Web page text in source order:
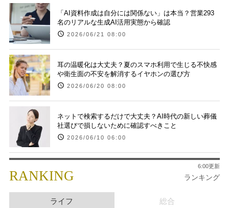
「AI資料作成は自分には関係ない」は本当？営業293
名のリアルな生成AI活用実態から確認
2026/06/21 08:00
耳の温暖化は大丈夫？夏のスマホ利用で生じる不快感
や衛生面の不安を解消するイヤホンの選び方
2026/06/20 08:00
ネットで検索するだけで大丈夫？AI時代の新しい葬儀
社選びで損しないために確認すべきこと
2026/06/10 06:00
RANKING ランキング
6:00更新
ライフ 総合